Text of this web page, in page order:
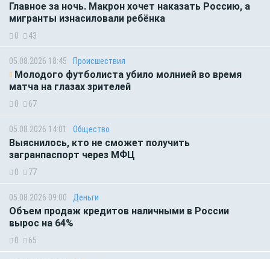
Главное за ночь. Макрон хочет наказать Россию, а
мигранты изнасиловали ребёнка
0 43
05.08.2026 18:45 Происшествия
Молодого футболиста убило молнией во время
матча на глазах зрителей
0 67
05.08.2026 14:01 Общество
Выяснилось, кто не сможет получить
загранпаспорт через МФЦ
0 77
05.08.2026 09:00 Деньги
Объем продаж кредитов наличными в России
вырос на 64%
0 65